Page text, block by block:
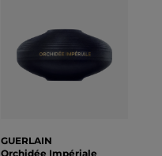
GUERLAIN
Orchidée Impériale